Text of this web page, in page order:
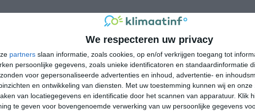
We respecteren uw privacy
partners slaan informatie, zoals cookies, op en/of verkrijgen toegang tot
persoonlijke gegevens, zoals unieke identificatoren en standaardinformatie
voor gepersonaliseerde advertenties en inhoud, advertentie- en
en ontwikkeling van diensten.
Met uw toestemming kunnen wij en
van locatiegegevens en identificatie door het scannen van apparatuur. Klik
te geven voor bovengenoemde verwerking van uw persoonlijke gegevens